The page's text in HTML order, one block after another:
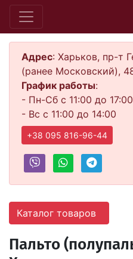
Адрес: Харьков, пр-т
(ранее Московский),
График работы:
- Пн-Сб с 11:00 до 17:00
- Вс с 11:00 до 14:00
+38 095 816-96-44
Каталог товаров
Пальто